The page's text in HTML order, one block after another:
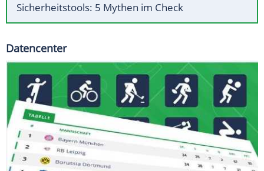
Sicherheitstools: 5 Mythen im Check
Datencenter